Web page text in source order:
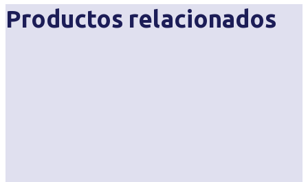
Productos relacionados